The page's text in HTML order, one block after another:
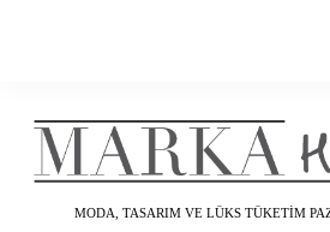
MODA, TASARIM VE LÜKS TÜKETIM